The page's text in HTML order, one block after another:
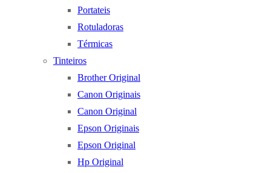
Portateis
Rotuladoras
Térmicas
Tinteiros
Brother Original
Canon Originais
Canon Original
Epson Originais
Epson Original
Hp Original